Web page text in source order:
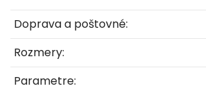
Doprava a poštovné:
Rozmery:
Parametre: